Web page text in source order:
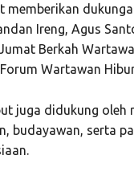
Ireng, Agus
Berkah
Wartawan
juga didukung
budayawan, serta